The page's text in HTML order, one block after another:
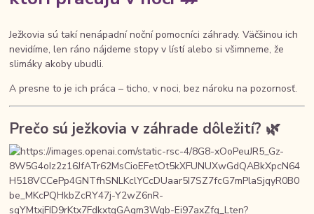
Ježkovia sú takí nenápadní noční pomocníci záhrady. Väčšinou ich
nevidíme, len ráno nájdeme stopy v lístí alebo si všimneme, že
slimáky akoby ubudli.
A presne to je ich práca – ticho, v noci, bez nároku na pozornosť.
Prečo sú ježkovia v záhrade dôležití? 🌿